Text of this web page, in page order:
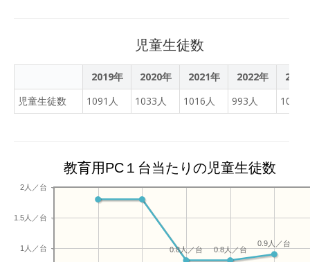
素晴らしかった」「ICT の
ど、 参考になる点が多かっ
た」と いった感想が多く寄
せられ、 大変嬉しく思いま
た。
た。13個のﾌﾞﾛｯｸを10個と
3個のかたま りに分け、実
際に動かしながら「こた
え」を考えていきました。
1対1の授業 ですので発表ﾉ
に、同一の形や色にして作
成しています。その他に
も準備しています。
ﾀﾞｰと高学年児童が中心と
なり、○×ｸｲｽﾞやｹﾞｰﾑの進
行を補助しました。 ■各班
への指示や得点の集計も、
配信画面を使ってやり取り
で、結果発表まで大いに盛
り上がりました。 ■その
後、Teamsを一旦休止し、
て全体の「ふり返り」を行
い、ｲﾍﾞﾝﾄを終了しまし
した絵は、後日、先生 と教
育実習の先生がｺﾒﾝﾄを入れ
て教室 後方の掲示板に掲示
しました。 ■絵日記は終わ
りますが、観察は種を 採取
児童生徒数
2019年 2020年 2021年 2022年
2023
児童生徒数
1091人 1033人 1016人 993人 1011
教育用PC１台当たりの児童生徒数
1人／台
1.5人／台
2人／台
0.9人／台
0.8人／台
0.8人／台